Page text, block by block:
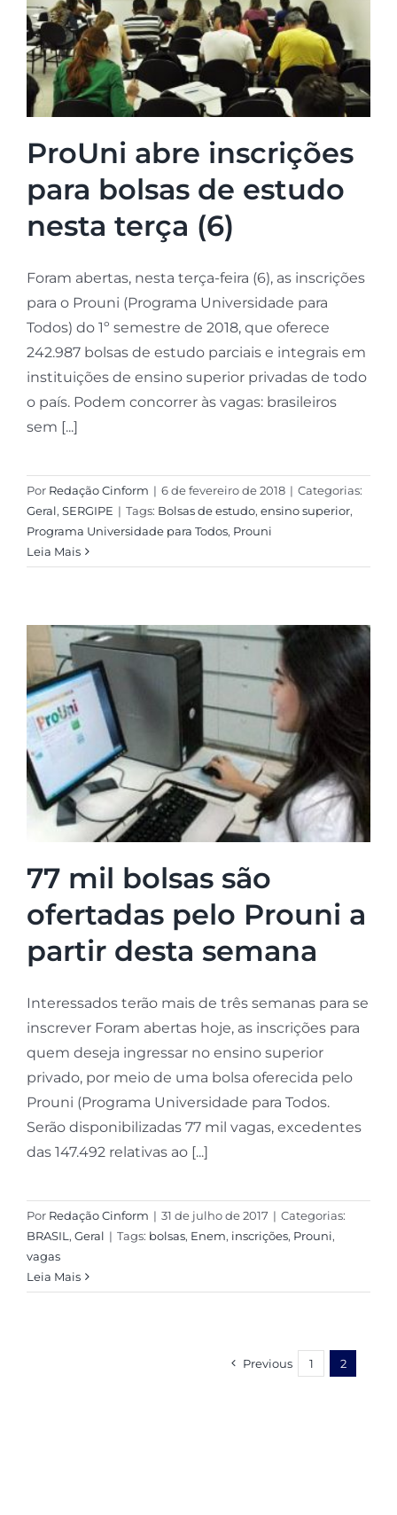
ProUni abre inscrições
para bolsas de estudo
nesta terça (6)
Foram abertas, nesta terça-feira (6), as inscrições
para o Prouni (Programa Universidade para
Todos) do 1º semestre de 2018, que oferece
242.987 bolsas de estudo parciais e integrais em
instituições de ensino superior privadas de todo
o país. Podem concorrer às vagas: brasileiros
sem [...]
Por Redação Cinform | 6 de fevereiro de 2018 | Categorias:
Geral, SERGIPE | Tags: Bolsas de estudo, ensino superior,
Programa Universidade para Todos, Prouni
Leia Mais
77 mil bolsas são
ofertadas pelo Prouni a
partir desta semana
Interessados terão mais de três semanas para se
inscrever Foram abertas hoje, as inscrições para
quem deseja ingressar no ensino superior
privado, por meio de uma bolsa oferecida pelo
Prouni (Programa Universidade para Todos.
Serão disponibilizadas 77 mil vagas, excedentes
das 147.492 relativas ao [...]
Por Redação Cinform | 31 de julho de 2017 | Categorias:
BRASIL, Geral | Tags: bolsas, Enem, inscrições, Prouni,
vagas
Leia Mais
Previous 1 2